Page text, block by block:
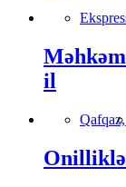
il
Qafqaz,